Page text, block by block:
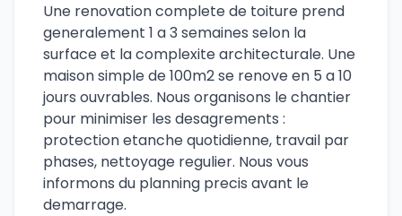
Une renovation complete de toiture prend
generalement 1 a 3 semaines selon la
surface et la complexite architecturale. Une
maison simple de 100m2 se renove en 5 a 10
jours ouvrables. Nous organisons le chantier
pour minimiser les desagrements :
protection etanche quotidienne, travail par
phases, nettoyage regulier. Nous vous
informons du planning precis avant le
demarrage.